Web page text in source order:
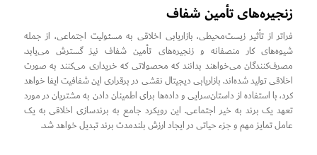
زنجیره‌های تأمین شفاف
فراتر از تأثیر زیست‌محیطی، بازاریابی اخلاقی به مسئولیت اجتماعی، از جمله
شیوه‌های کار منصفانه و زنجیره‌های تأمین شفاف نیز گسترش می‌یابد.
مصرف‌کنندگان می‌خواهند بدانند که محصولاتی که خریداری می‌کنند به صورت
اخلاقی تولید شده‌اند. بازاریابی دیجیتال نقشی در برقراری این شفافیت ایفا خواهد
کرد، با استفاده از داستان‌سرایی و داده‌ها برای اطمینان دادن به مشتریان در مورد
تعهد یک برند به خیر اجتماعی. این رویکرد جامع به برندسازی اخلاقی به یک
عامل تمایز مهم و جزء حیاتی در ایجاد ارزش بلندمدت برند تبدیل خواهد شد.